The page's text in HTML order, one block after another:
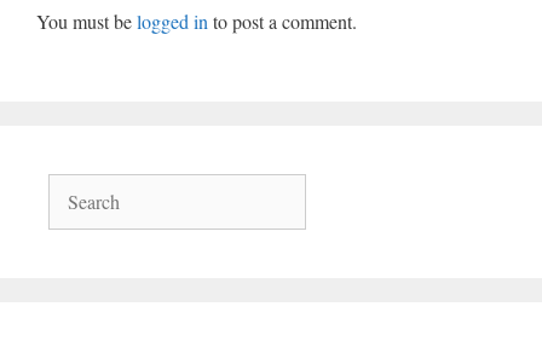
You must belogged in to post a comment.